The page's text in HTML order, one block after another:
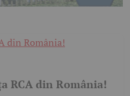
RCA din România!